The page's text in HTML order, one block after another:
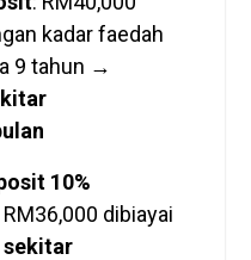
kadar faedah
9 tahun →
10%
RM36,000 dibiayai
sekitar